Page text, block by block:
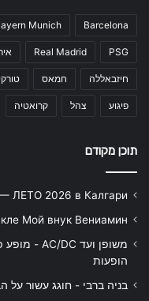
Barcelona
Munich
PSG
Real Madrid
חיזבאללה חמאס
פיגוע צהל קרואטיה
תוכן מקודם
— ЛЕТО 2026 в Калгари
Мой внук Вениамин
הופעות
בניה ברבי - חוגג עשור על הבמות! 2026 - כרטיסים